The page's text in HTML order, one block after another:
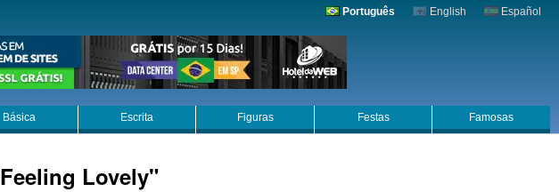
Português English Español
Básica Escrita Figuras Festas Famosas
Lovely"